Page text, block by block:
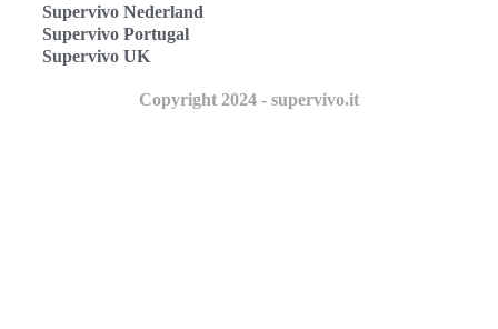
Supervivo Nederland
Supervivo Portugal
Supervivo UK
Copyright 2024 - supervivo.it